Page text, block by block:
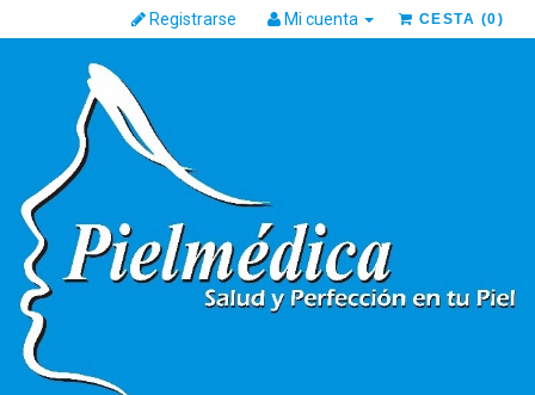
CESTA (0)
Registrarse Mi cuenta